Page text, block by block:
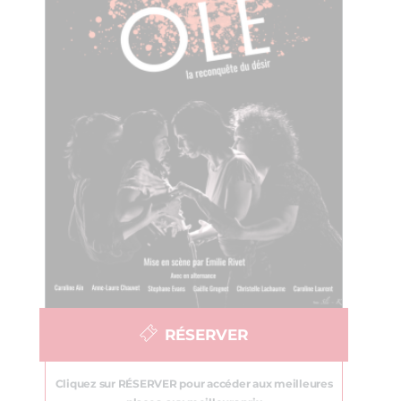
RÉSERVER
Cliquez sur RÉSERVER pour accéder aux meilleures